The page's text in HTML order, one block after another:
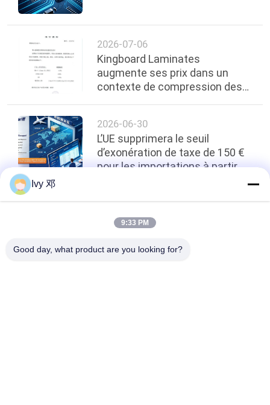
2026-07-06
Kingboard Laminates
augmente ses prix dans un
contexte de compression des
2026-06-30
L’UE supprimera le seuil
d’exonération de taxe de 150 €
pour les importations à partir
top
Ivy 邓
9:33 PM
Good day, what product are you looking for?